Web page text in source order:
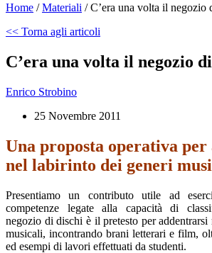
Home /Materiali /C’era una volta il negozio
<< Torna agli articoli
C’era una volta il negozio
Enrico Strobino
25 Novembre 2011
Una proposta operativa
nel labirinto dei generi
Presentiamo un contributo utile ad
competenze legate alla capacità di
negozio di dischi è il pretesto per
musicali, incontrando brani letterari e film,
ed esempi di lavori effettuati da studenti.